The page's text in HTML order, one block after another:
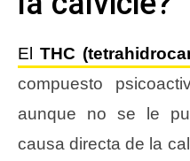
El THC
compuesto
aunque no se le
causa directa de la